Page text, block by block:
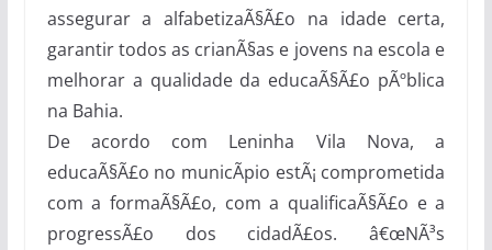
assegurar a alfabetizaÃ§Ã£o na idade certa,
garantir todos as crianÃ§as e jovens na escola e
melhorar a qualidade da educaÃ§Ã£o pÃºblica
na Bahia.
De acordo com Leninha Vila Nova, a
educaÃ§Ã£o no municÃ­pio estÃ¡ comprometida
com a formaÃ§Ã£o, com a qualificaÃ§Ã£o e a
progressÃ£o dos cidadÃ£os. â€œNÃ³s